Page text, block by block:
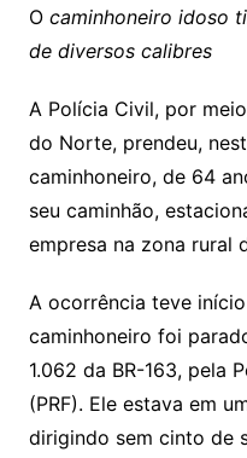
Ocaminhoneiro idoso
de diversos calibres
A Polícia Civil, por
do Norte, prendeu,
caminhoneiro, de 64
seu caminhão,
empresa na zona rural
A ocorrência teve
caminhoneiro foi
1.062 da BR-163, pela
(PRF). Ele estava em
dirigindo sem cinto de